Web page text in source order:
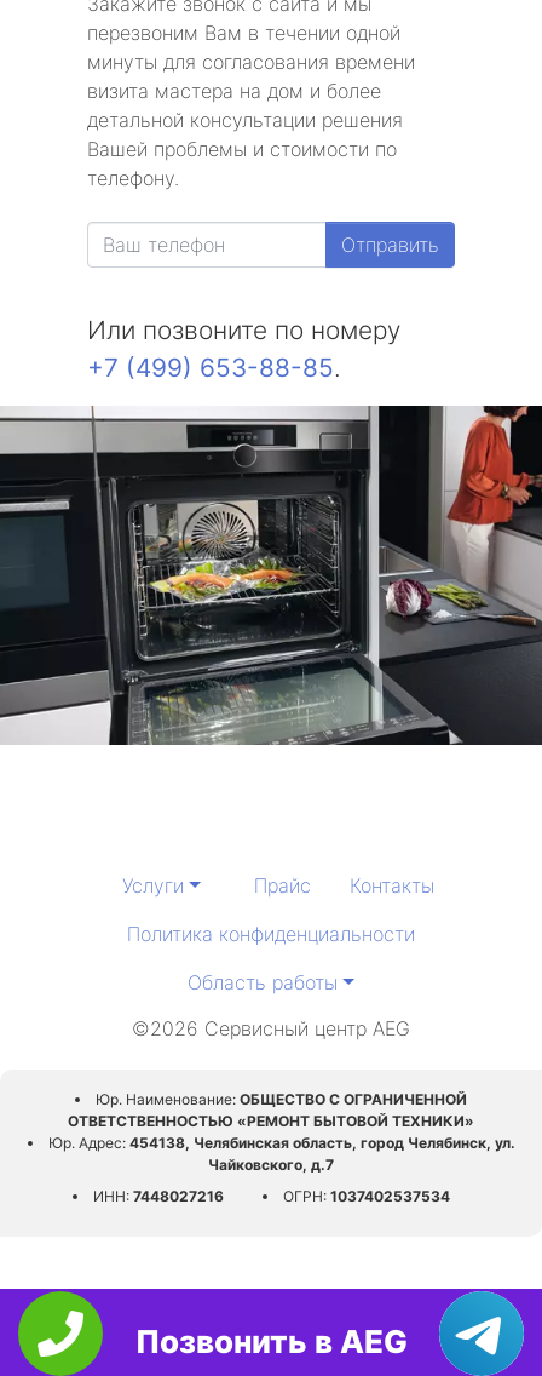
перезвоним Вам в течении одной
минуты для согласования времени
визита мастера на дом и более
детальной консультации решения
Вашей проблемы и стоимости по
телефону.
Отправить
Или позвоните по номеру
+7 (499) 653-88-85.
Услуги Прайс
Контакты
Политика конфиденциальности
Область работы
©2026 Сервисный центр AEG
Юр. Наименование: ОБЩЕСТВО С ОГРАНИЧЕННОЙ
ОТВЕТСТВЕННОСТЬЮ «РЕМОНТ БЫТОВОЙ ТЕХНИКИ»
Юр. Адрес:454138, Челябинская область, город Челябинск, ул.
Чайковского, д.7
ИНН: 7448027216 ОГРН: 1037402537534
Позвонить в AEG